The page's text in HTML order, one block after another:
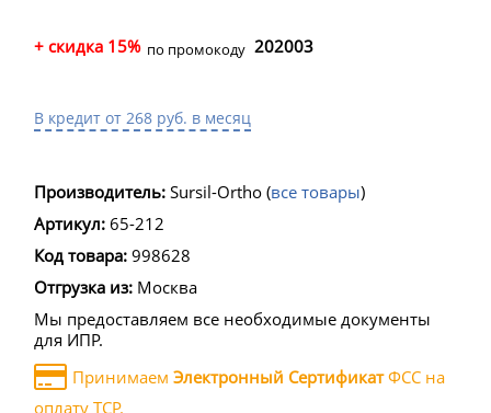
+ скидка 15% по промокоду 202003
В кредит от 268 руб. в месяц
Производитель: Sursil-Ortho (все товары)
Артикул: 65-212
Код товара: 998628
Отгрузка из: Москва
Мы предоставляем все необходимые документы
для ИПР.
Принимаем Электронный СертификатФСС на
оплату ТСР.